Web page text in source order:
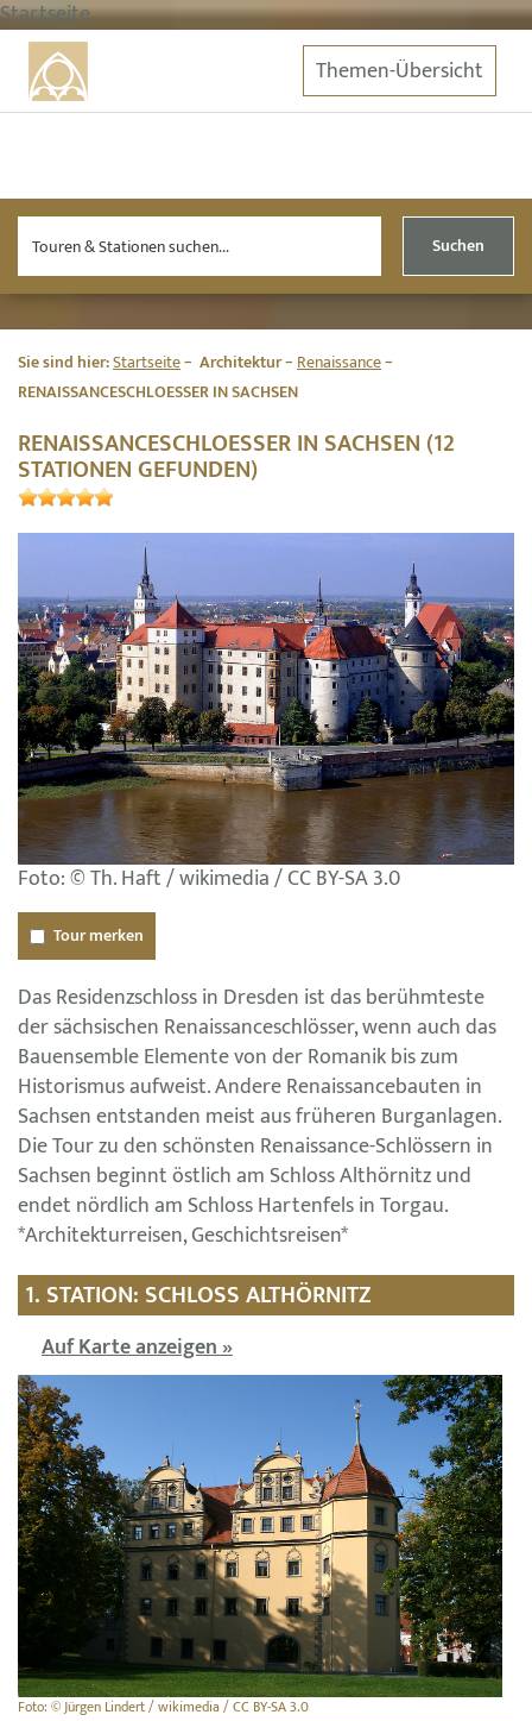
Startseite
Themen-Übersicht
Suchen
Sie sind hier:Startseite Architektur Renaissance
RENAISSANCESCHLOESSER IN SACHSEN
RENAISSANCESCHLOESSER IN SACHSEN (12
STATIONEN GEFUNDEN)
Foto: © Th. Haft / wikimedia / CC BY-SA 3.0
Tour merken
Das Residenzschloss in Dresden ist das berühmteste
der sächsischen Renaissanceschlösser, wenn auch das
Bauensemble Elemente von der Romanik bis zum
Historismus aufweist. Andere Renaissancebauten in
Sachsen entstanden meist aus früheren Burganlagen.
Die Tour zu den schönsten Renaissance-Schlössern in
Sachsen beginnt östlich am Schloss Althörnitz und
endet nördlich am Schloss Hartenfels in Torgau.
*Architekturreisen, Geschichtsreisen*
1. STATION: SCHLOSS ALTHÖRNITZ
Auf Karte anzeigen »
Foto: © Jürgen Lindert / wikimedia / CC BY-SA 3.0